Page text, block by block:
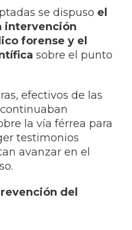
se dispuso el
intervención
forense y el
sobre el punto
efectivos de las
la vía férrea para
testimonios
avanzar en el
del